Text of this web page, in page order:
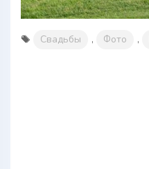
Свадьбы , Фото ,